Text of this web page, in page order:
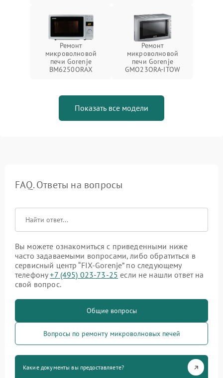
Ремонт
микроволновой
печи Gorenje
BM6250ORAX
Ремонт
микроволновой
печи Gorenje
GMO23ORA-ITOW
Показать все модели
FAQ. Ответы на вопросы
Вы можете ознакомиться с приведенными ниже
часто задаваемыми вопросами, либо обратиться в
сервисный центр “FIX-Gorenje” по следующему
телефону+7 (495) 023-73-25 если не нашли ответ на
свой вопрос.
Общие вопросы
Вопросы по ремонту микроволновых печей
Какие документы вы предоставляете?